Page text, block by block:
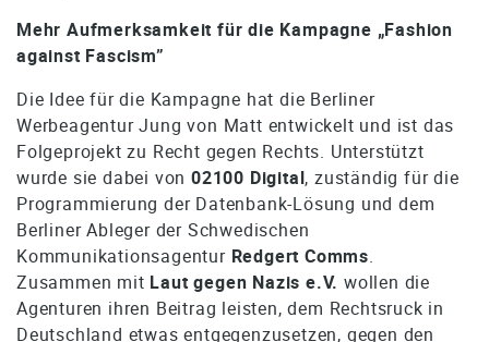
Mehr Aufmerksamkeit für die Kampagne „Fashion
against Fascism”
Die Idee für die Kampagne hat die Berliner
Werbeagentur Jung von Matt entwickelt und ist das
Folgeprojekt zu Recht gegen Rechts. Unterstützt
wurde sie dabei von02100 Digital, zuständig für die
Programmierung der Datenbank-Lösung und dem
Berliner Ableger der Schwedischen
Kommunikationsagentur Redgert Comms.
Zusammen mit Laut gegen Nazis e.V. wollen die
Agenturen ihren Beitrag leisten, dem Rechtsruck in
Deutschland etwas entgegenzusetzen, gegen den